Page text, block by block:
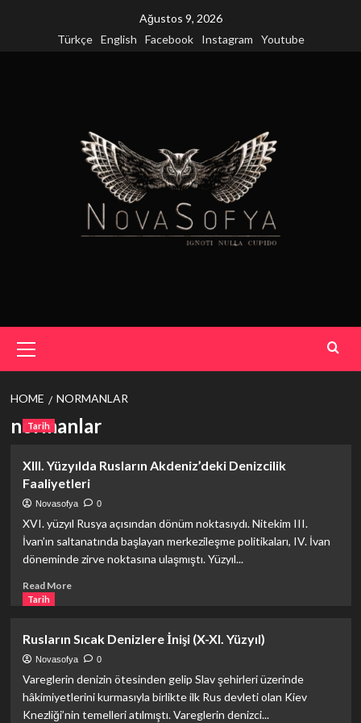
Ağustos 9, 2026
Türkçe
English Facebook Instagram Youtube
Menu
HOME NORMANLAR
normanlar
Tarih
XIII. Yüzyılda Rusların Akdeniz’deki Denizcilik
Faaliyetleri
Novasofya 0
XVI. yüzyıl Rusya açısından dönüm noktasıydı. Nitekim III.
İvan’ın saltanatında başlayan merkezileşme politikaları, IV. İvan
döneminde zirve noktasına ulaşmıştı. Yüzyıl...
Read MoreRead
Yüzyılda
Rusların
Akdeniz’deki
Denizcilik
Tarih
Rusların Sıcak Denizlere İnişi (X-XI. Yüzyıl)
Novasofya 0
Vareglerin denizin ötesinden gelip Slav şehirleri üzerinde
hâkimiyetlerini kurmasıyla birlikte ilk Rus devleti olan Kiev
Knezliği’nin temelleri atılmıştı. Vareglerin denizci...